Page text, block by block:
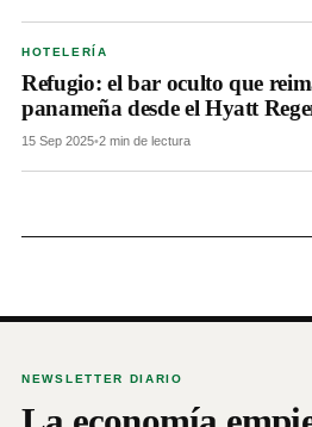
HOTELERÍA
Refugio: el bar oculto que
panameña desde el Hyatt
15 Sep 2025•2 min de lectura
NEWSLETTER DIARIO